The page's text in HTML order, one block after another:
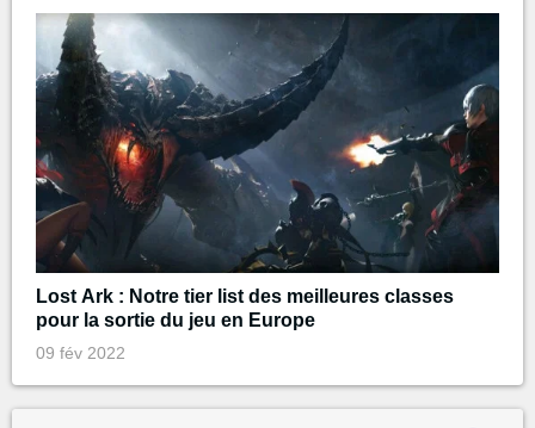
Lost Ark : Notre tier list des meilleures classes
pour la sortie du jeu en Europe
09 fév 2022